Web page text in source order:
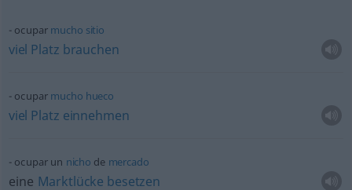
ocupar mucho sitio
viel Platz brauchen
ocupar mucho hueco
viel Platz einnehmen
ocupar un nicho de mercado
eine Marktlücke besetzen